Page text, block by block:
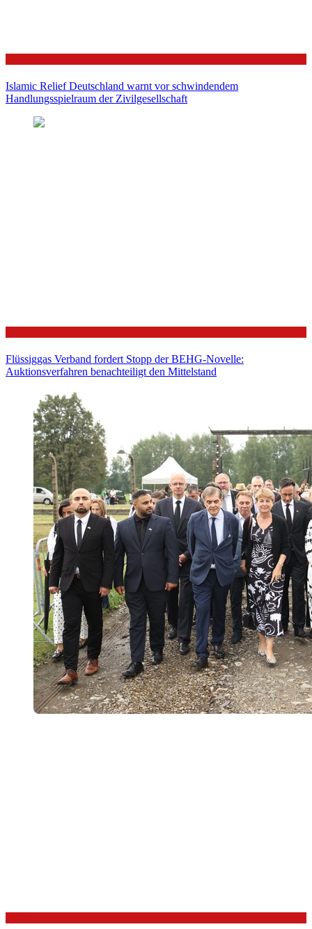
Islamic Relief Deutschland warnt vor schwindendem
Handlungsspielraum der Zivilgesellschaft
Flüssiggas Verband fordert Stopp der BEHG-Novelle:
Auktionsverfahren benachteiligt den Mittelstand